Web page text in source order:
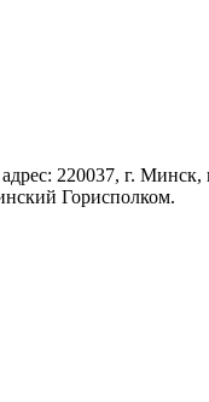
220037, г.
Горисполком.